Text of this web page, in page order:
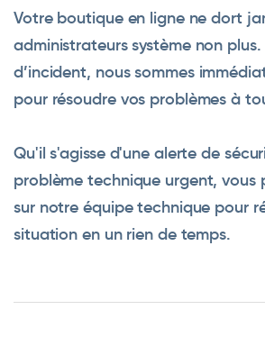
Votre boutique en ligne ne dort
administrateurs système non plus.
d’incident, nous sommes
pour résoudre vos problèmes à
Qu'il s'agisse d'une alerte de
problème technique urgent, vous
sur notre équipe technique pour
situation en un rien de temps.